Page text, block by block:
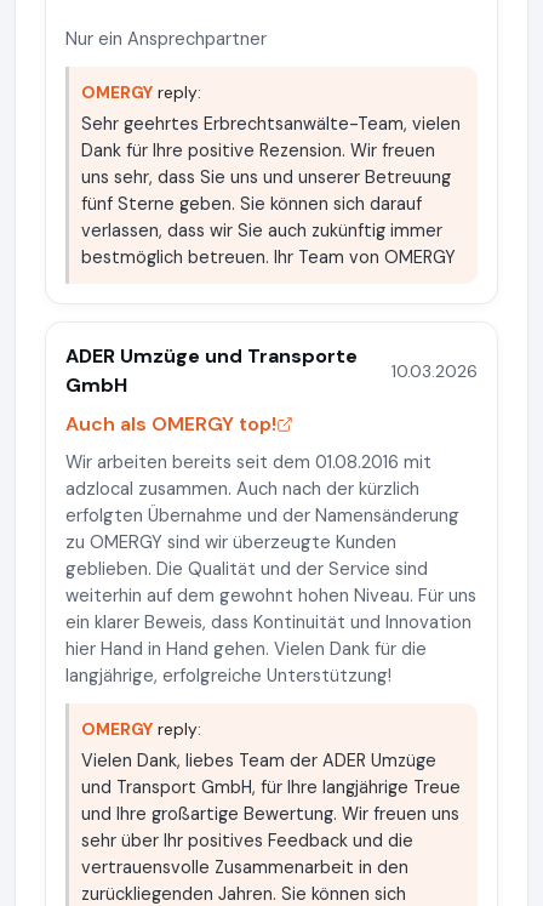
Nur ein Ansprechpartner
OMERGY reply:
Sehr geehrtes Erbrechtsanwälte-Team, vielen
Dank für Ihre positive Rezension. Wir freuen
uns sehr, dass Sie uns und unserer Betreuung
fünf Sterne geben. Sie können sich darauf
verlassen, dass wir Sie auch zukünftig immer
bestmöglich betreuen. Ihr Team von OMERGY
ADER Umzüge und Transporte
GmbH
10.03.2026
Auch als OMERGY top!
Wir arbeiten bereits seit dem 01.08.2016 mit
adzlocal zusammen. Auch nach der kürzlich
erfolgten Übernahme und der Namensänderung
zu OMERGY sind wir überzeugte Kunden
geblieben. Die Qualität und der Service sind
weiterhin auf dem gewohnt hohen Niveau. Für uns
ein klarer Beweis, dass Kontinuität und Innovation
hier Hand in Hand gehen. Vielen Dank für die
langjährige, erfolgreiche Unterstützung!
OMERGY reply:
Vielen Dank, liebes Team der ADER Umzüge
und Transport GmbH, für Ihre langjährige Treue
und Ihre großartige Bewertung. Wir freuen uns
sehr über Ihr positives Feedback und die
vertrauensvolle Zusammenarbeit in den
zurückliegenden Jahren. Sie können sich